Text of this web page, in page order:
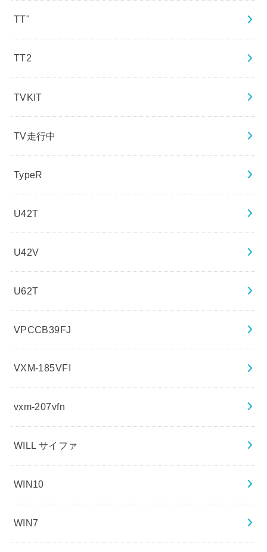
TT"
TT2
TVKIT
TV走行中
TypeR
U42T
U42V
U62T
VPCCB39FJ
VXM-185VFI
vxm-207vfn
WILL サイファ
WIN10
WIN7